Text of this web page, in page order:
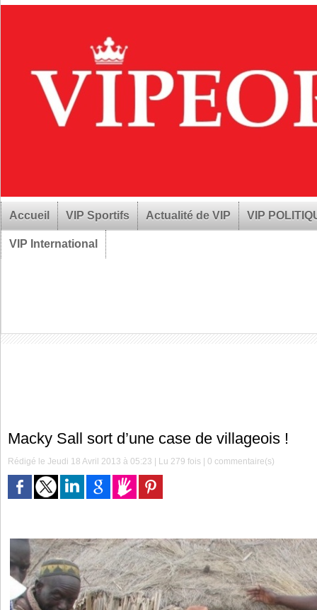
Accueil VIP Sportifs Actualité de VIP VIP
VIP International
Macky Sall sort d’une case de villageois !
Rédigé le Jeudi 18 Avril 2013 à 05:23 | Lu 279 fois |0 commentaire(s)